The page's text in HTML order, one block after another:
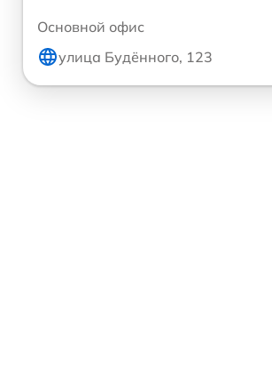
Основной офис
улица Будённого, 123